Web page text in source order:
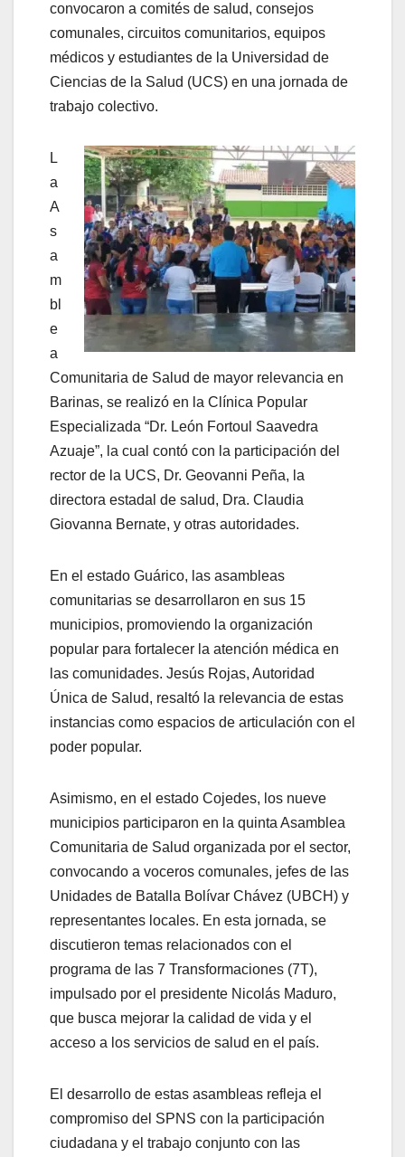
convocaron a comités de salud, consejos
comunales, circuitos comunitarios, equipos
médicos y estudiantes de la Universidad de
Ciencias de la Salud (UCS) en una jornada de
trabajo colectivo.
L
a
A
s
a
m
bl
e
a
Comunitaria de Salud de mayor relevancia en
Barinas, se realizó en la Clínica Popular
Especializada “Dr. León Fortoul Saavedra
Azuaje”, la cual contó con la participación del
rector de la UCS, Dr. Geovanni Peña, la
directora estadal de salud, Dra. Claudia
Giovanna Bernate, y otras autoridades.
En el estado Guárico, las asambleas
comunitarias se desarrollaron en sus 15
municipios, promoviendo la organización
popular para fortalecer la atención médica en
las comunidades. Jesús Rojas, Autoridad
Única de Salud, resaltó la relevancia de estas
instancias como espacios de articulación con el
poder popular.
Asimismo, en el estado Cojedes, los nueve
municipios participaron en la quinta Asamblea
Comunitaria de Salud organizada por el sector,
convocando a voceros comunales, jefes de las
Unidades de Batalla Bolívar Chávez (UBCH) y
representantes locales. En esta jornada, se
discutieron temas relacionados con el
programa de las 7 Transformaciones (7T),
impulsado por el presidente Nicolás Maduro,
que busca mejorar la calidad de vida y el
acceso a los servicios de salud en el país.
El desarrollo de estas asambleas refleja el
compromiso del SPNS con la participación
ciudadana y el trabajo conjunto con las